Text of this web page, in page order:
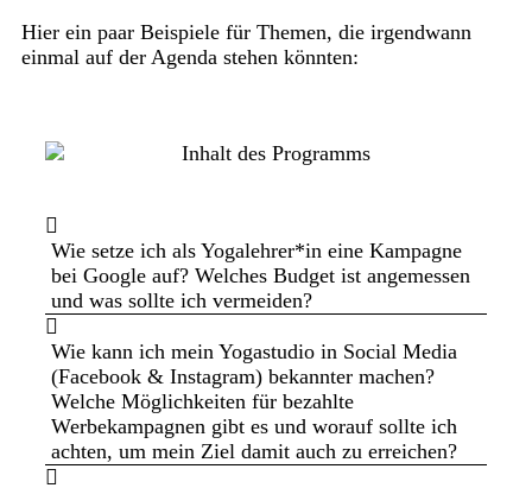
Hier ein paar Beispiele für Themen, die irgendwann
einmal auf der Agenda stehen könnten:
Wie setze ich als Yogalehrer*in eine Kampagne
bei Google auf? Welches Budget ist angemessen
und was sollte ich vermeiden?
Wie kann ich mein Yogastudio in Social Media
(Facebook & Instagram) bekannter machen?
Welche Möglichkeiten für bezahlte
Werbekampagnen gibt es und worauf sollte ich
achten, um mein Ziel damit auch zu erreichen?